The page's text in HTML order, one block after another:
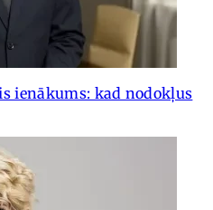
ienākums: kad nodokļus